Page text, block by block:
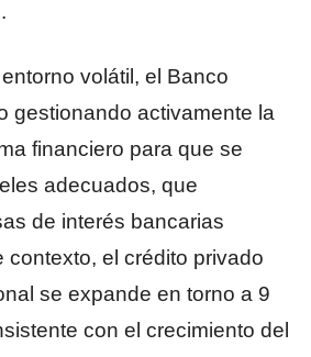
volátil, el Banco
gestionando activamente la
financiero para que se
adecuados, que
de interés bancarias
contexto, el crédito privado
se expande en torno a 9
con el crecimiento del